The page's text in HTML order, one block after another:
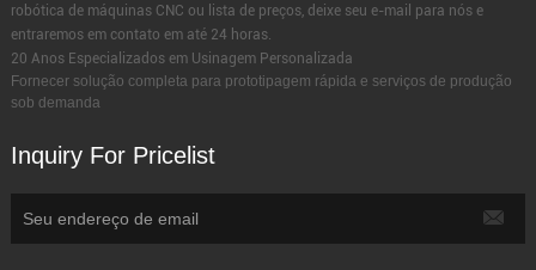
robótica de máquinas CNC ou lista de preços, deixe seu e-mail para nós e
entraremos em contato em até 24 horas.
20 Anos Especializados em Usinagem Personalizada
Fornecer solução completa para prototipagem rápida e serviços de produção
sob demanda
Inquiry For Pricelist